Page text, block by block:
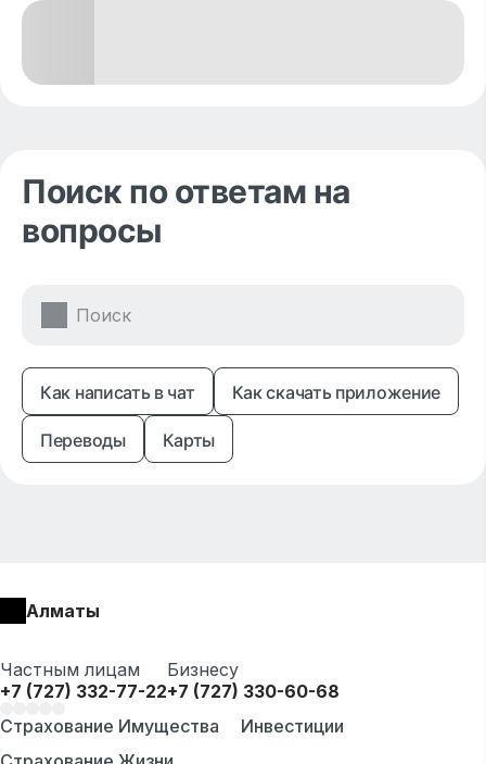
Поиск по ответам на
вопросы
Как написать в чат Как скачать приложение
Переводы Карты
Алматы
Частным лицам
+7 (727) 332-77-22
Бизнесу
+7 (727) 330-60-68
Страхование Имущества
Инвестиции